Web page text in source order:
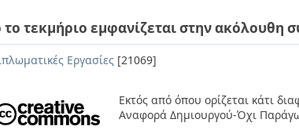
το τεκμήριο εμφανίζεται στην ακόλουθη
Εργασίες [21069]
Εκτός από όπου ορίζεται κάτι
Αναφορά Δημιουργού-Όχι